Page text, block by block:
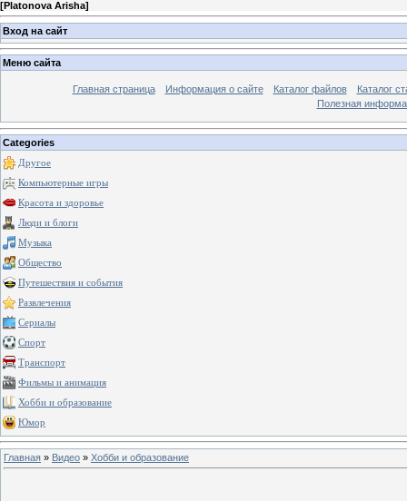
[Platonova Arisha]
Вход на сайт
Меню сайта
Главная страница Информация о сайте Каталог файлов
Каталог
Полезная
Categories
Другое
Компьютерные игры
Красота и здоровье
Люди и блоги
Музыка
Общество
Путешествия и события
Развлечения
Сериалы
Спорт
Транспорт
Фильмы и анимация
Хобби и образование
Юмор
Главная » Видео » Хобби и образование